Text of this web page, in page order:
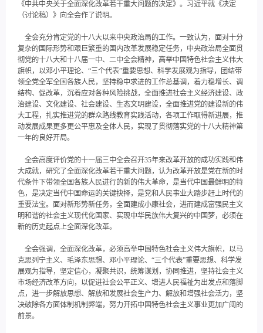
《中共中央关于全面深化改革若干重大问题的决定》。习近平就《决定
（讨论稿）》向全会作了说明。
全会充分肯定党的十八大以来中央政治局的工作。一致认为，面对十分
复杂的国际形势和艰巨繁重的国内改革发展稳定任务，中央政治局全面贯
彻党的十八大和十八届一中、二中全会精神，高举中国特色社会主义伟大
旗帜，以邓小平理论、“三个代表”重要思想、科学发展观为指导，团结带
领全党全军全国各族人民，坚持稳中求进的工作总基调，着力稳增长、调
结构、促改革，沉着应对各种风险挑战，全面推进社会主义经济建设、政
治建设、文化建设、社会建设、生态文明建设，全面推进党的建设新的伟
大工程，扎实推进党的群众路线教育实践活动，各项工作取得新进展，推
动发展成果更多更公平惠及全体人民，实现了贯彻落实党的十八大精神第
一年的良好开局。
全会高度评价党的十一届三中全会召开35年来改革开放的成功实践和伟
大成就，研究了全面深化改革若干重大问题，认为改革开放是党在新的时
代条件下带领全国各族人民进行的新的伟大革命，是当代中国最鲜明的特
色，是决定当代中国命运的关键抉择，是党和人民事业大踏步赶上时代的
重要法宝。面对新形势新任务，全面建成小康社会，进而建成富强民主文
明和谐的社会主义现代化国家、实现中华民族伟大复兴的中国梦，必须在
新的历史起点上全面深化改革。
全会强调，全面深化改革，必须高举中国特色社会主义伟大旗帜，以马
克思列宁主义、毛泽东思想、邓小平理论、“三个代表”重要思想、科学发
展观为指导，坚定信心，凝聚共识，统筹谋划，协同推进，坚持社会主义
市场经济改革方向，以促进社会公平正义、增进人民福祉为出发点和落脚
点，进一步解放思想、解放和发展社会生产力、解放和增强社会活力，坚
决破除各方面体制机制弊端，努力开拓中国特色社会主义事业更加广阔的
前景。